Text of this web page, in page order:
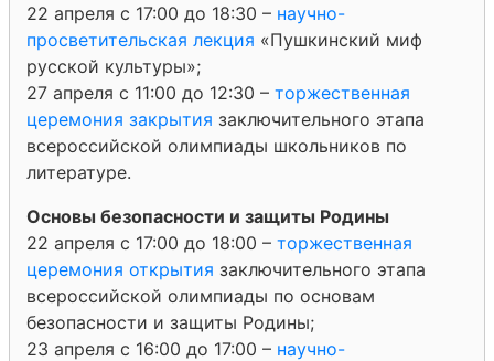
22 апреля с 17:00 до 18:30 – научно-
просветительская лекция «Пушкинский миф
русской культуры»;
27 апреля с 11:00 до 12:30 – торжественная
церемония закрытия заключительного этапа
всероссийской олимпиады школьников по
литературе.
Основы безопасности и защиты Родины
22 апреля с 17:00 до 18:00 – торжественная
церемония открытия заключительного этапа
всероссийской олимпиады по основам
безопасности и защиты Родины;
23 апреля с 16:00 до 17:00 – научно-